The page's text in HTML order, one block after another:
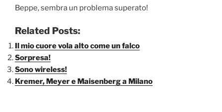
Beppe, sembra un problema superato!
Related Posts:
Il mio cuore vola alto come un falco
Sorpresa!
Sono wireless!
Kremer, Meyer e Maisenberg a Milano